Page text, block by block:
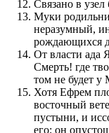
Связано в узел
Муки
неразумный,
рождающихся
От власти ада
Смерть! где
том не будет у
Хотя Ефрем
восточный
пустыни, и
его; он